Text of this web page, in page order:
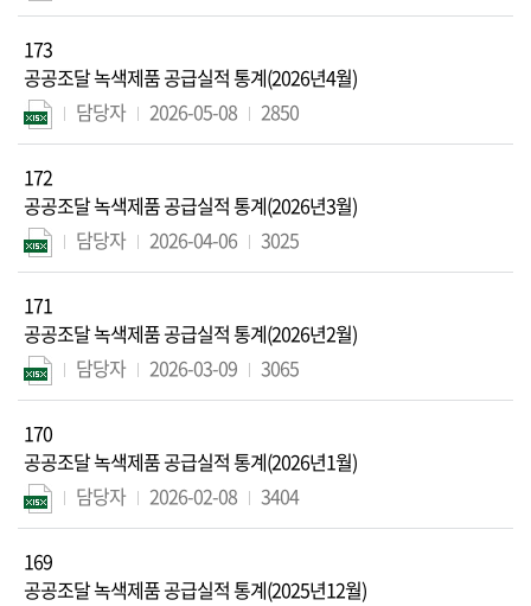
173
공공조달 녹색제품 공급실적 통계(2026년4월)
담당자
2026-05-08 2850
172
공공조달 녹색제품 공급실적 통계(2026년3월)
담당자
2026-04-06 3025
171
공공조달 녹색제품 공급실적 통계(2026년2월)
담당자
2026-03-09 3065
170
공공조달 녹색제품 공급실적 통계(2026년1월)
담당자
2026-02-08 3404
169
공공조달 녹색제품 공급실적 통계(2025년12월)